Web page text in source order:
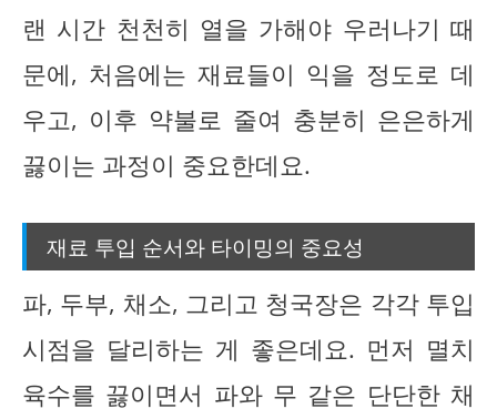
랜 시간 천천히 열을 가해야 우러나기 때
문에, 처음에는 재료들이 익을 정도로 데
우고, 이후 약불로 줄여 충분히 은은하게
끓이는 과정이 중요한데요.
재료 투입 순서와 타이밍의 중요성
파, 두부, 채소, 그리고 청국장은 각각 투입
시점을 달리하는 게 좋은데요. 먼저 멸치
육수를 끓이면서 파와 무 같은 단단한 채